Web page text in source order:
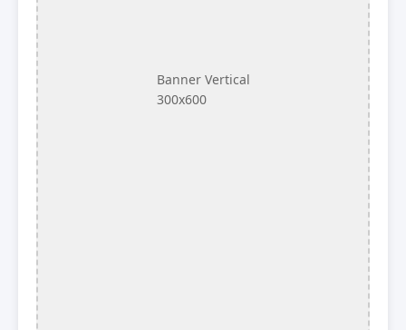
Banner Vertical
300x600